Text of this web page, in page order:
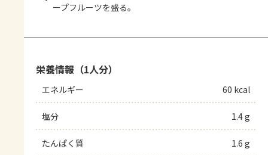
ープフルーツを盛る。
栄養情報（1人分）
エネルギー 60 kcal
塩分 1.4 g
たんぱく質 1.6 g